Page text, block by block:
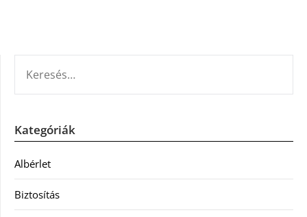
Kategóriák
Albérlet
Biztosítás